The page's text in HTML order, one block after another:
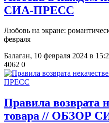
СИА-ПРЕСС
Любовь на экране:
февраля
Балаган, 10 февраля 2024 в
4062 0
​Правила возврата
товара // ОБЗОР